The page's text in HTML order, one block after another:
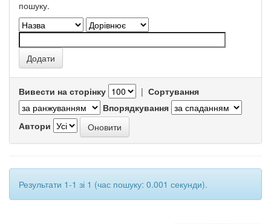
пошуку.
Вивести на сторінку | Сортування
Впорядкування
Автори
Результати 1-1 зі 1 (час пошуку: 0.001 секунди).